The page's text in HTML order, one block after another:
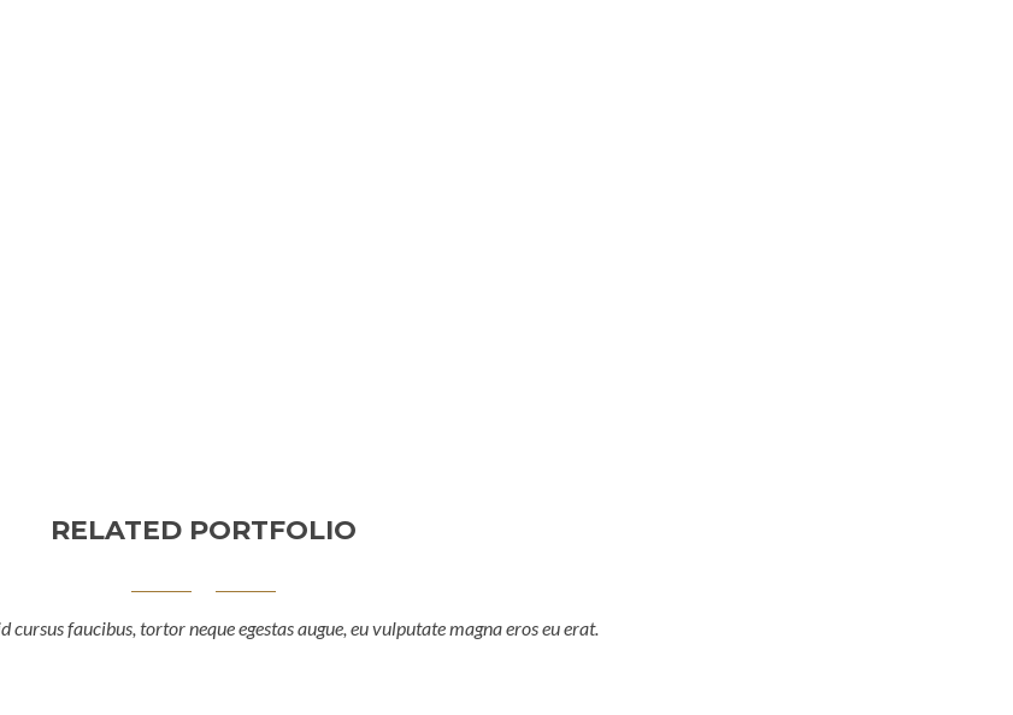
RELATED PORTFOLIO
cursus faucibus, tortor neque egestas augue, eu vulputate magna eros eu erat.